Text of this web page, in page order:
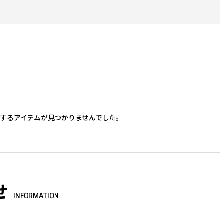
るアイテムが見つかりませんでした。
INFORMATION